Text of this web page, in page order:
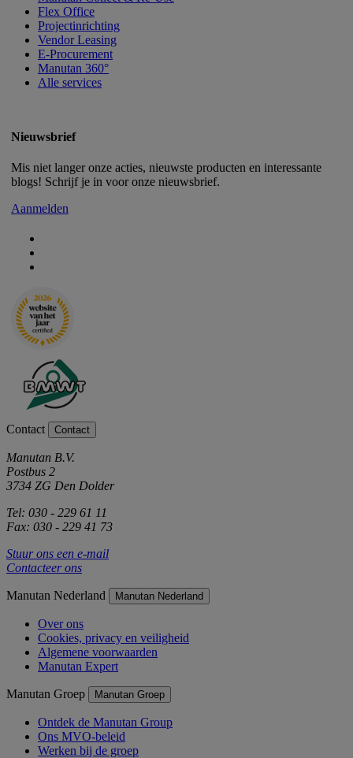
Flex Office
Projectinrichting
Vendor Leasing
E-Procurement
Manutan 360°
Alle services
Nieuwsbrief
Mis niet langer onze acties, nieuwste producten en interessante
blogs! Schrijf je in voor onze nieuwsbrief.
Aanmelden
Contact Contact
Manutan B.V.
Postbus 2
3734 ZG Den Dolder
Tel: 030 - 229 61 11
Fax: 030 - 229 41 73
Stuur ons een e-mail
Contacteer ons
Manutan Nederland Manutan Nederland
Over ons
Cookies, privacy en veiligheid
Algemene voorwaarden
Manutan Expert
Manutan Groep Manutan Groep
Ontdek de Manutan Group
Ons MVO-beleid
Werken bij de groep